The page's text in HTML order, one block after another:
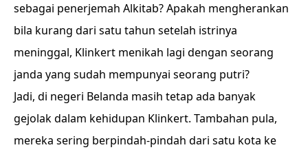
sebagai penerjemah Alkitab? Apakah mengherankan
bila kurang dari satu tahun setelah istrinya
meninggal, Klinkert menikah lagi dengan seorang
janda yang sudah mempunyai seorang putri?
Jadi, di negeri Belanda masih tetap ada banyak
gejolak dalam kehidupan Klinkert. Tambahan pula,
mereka sering berpindah-pindah dari satu kota ke